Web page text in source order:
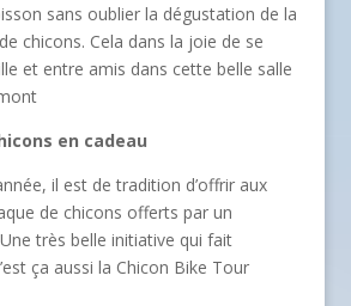
sans oublier la dégustation de la
chicons. Cela dans la joie de se
et entre amis dans cette belle salle
en cadeau
il est de tradition d’offrir aux
de chicons offerts par un
très belle initiative qui fait
ça aussi la Chicon Bike Tour